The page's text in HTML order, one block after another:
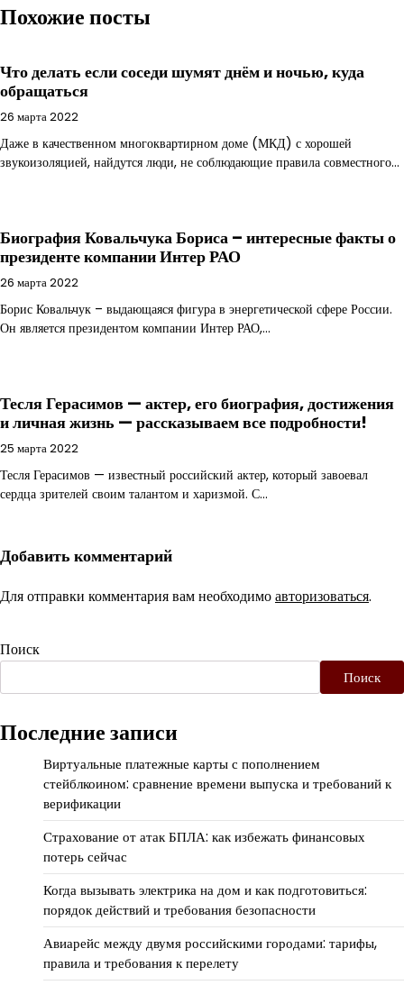
Похожие посты
Что делать если соседи шумят днём и ночью, куда
обращаться
26 марта 2022
Даже в качественном многоквартирном доме (МКД) с хорошей
звукоизоляцией, найдутся люди, не соблюдающие правила совместного…
Биография Ковальчука Бориса – интересные факты о
президенте компании Интер РАО
26 марта 2022
Борис Ковальчук – выдающаяся фигура в энергетической сфере России.
Он является президентом компании Интер РАО,…
Тесля Герасимов — актер, его биография, достижения
и личная жизнь — рассказываем все подробности!
25 марта 2022
Тесля Герасимов — известный российский актер, который завоевал
сердца зрителей своим талантом и харизмой. С…
Добавить комментарий
Для отправки комментария вам необходимоавторизоваться.
Поиск
Поиск
Последние записи
Виртуальные платежные карты с пополнением
стейблкоином: сравнение времени выпуска и требований к
верификации
Страхование от атак БПЛА: как избежать финансовых
потерь сейчас
Когда вызывать электрика на дом и как подготовиться:
порядок действий и требования безопасности
Авиарейс между двумя российскими городами: тарифы,
правила и требования к перелету